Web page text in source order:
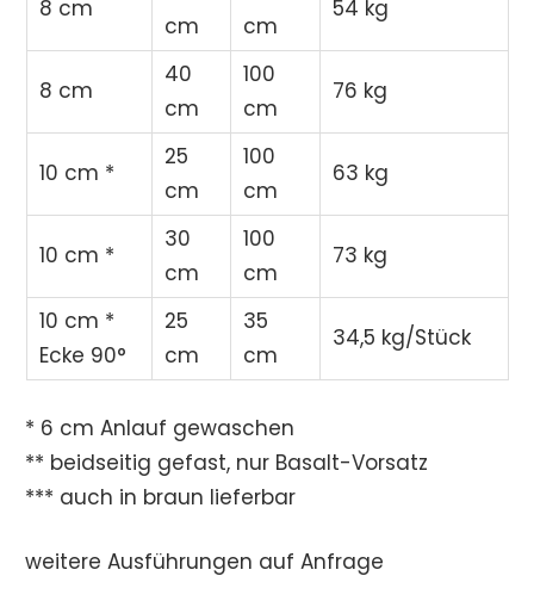
8 cm
cm
cm
54 kg
8 cm
40
cm
100
cm
76 kg
10 cm *
25
cm
100
cm
63 kg
10 cm *
30
cm
100
cm
73 kg
10 cm *
Ecke 90°
25
cm
35
cm
34,5 kg/Stück
* 6 cm Anlauf gewaschen
** beidseitig gefast, nur Basalt-Vorsatz
*** auch in braun lieferbar
weitere Ausführungen auf Anfrage